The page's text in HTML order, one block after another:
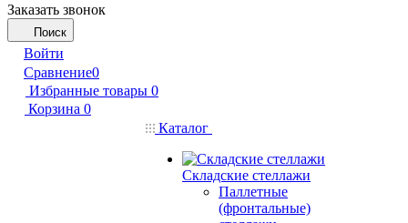
Заказать звонок
Поиск
Войти
Сравнение0
Избранные товары 0
Корзина 0
Каталог
Складские стеллажи
Паллетные
(фронтальные)